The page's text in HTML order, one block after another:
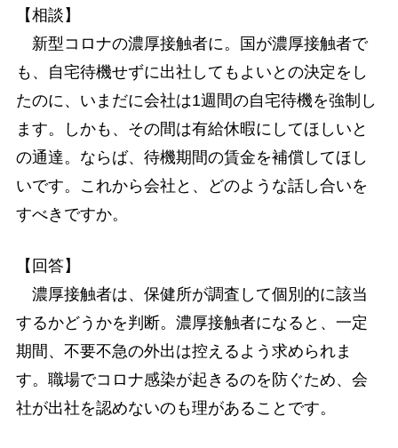
【相談】
新型コロナの濃厚接触者に。国が濃厚接触者で
も、自宅待機せずに出社してもよいとの決定をし
たのに、いまだに会社は1週間の自宅待機を強制し
ます。しかも、その間は有給休暇にしてほしいと
の通達。ならば、待機期間の賃金を補償してほし
いです。これから会社と、どのような話し合いを
すべきですか。
【回答】
濃厚接触者は、保健所が調査して個別的に該当
するかどうかを判断。濃厚接触者になると、一定
期間、不要不急の外出は控えるよう求められま
す。職場でコロナ感染が起きるのを防ぐため、会
社が出社を認めないのも理があることです。